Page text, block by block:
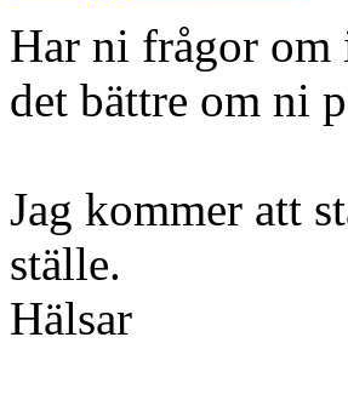
Har ni frågor om
det bättre om ni
Jag kommer att
ställe.
Hälsar